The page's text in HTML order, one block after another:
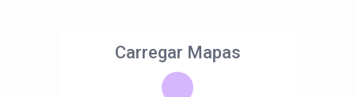
Carregar Mapas